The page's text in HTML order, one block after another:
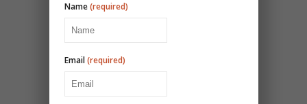
Name(required)
Email(required)